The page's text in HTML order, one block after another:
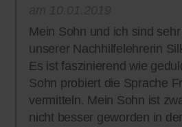
Mein Sohn und ich sind
unserer Nachhilfelehrerin
Es ist faszinierend wie
Sohn probiert die Sprache
vermitteln. Mein Sohn ist
nicht besser geworden in